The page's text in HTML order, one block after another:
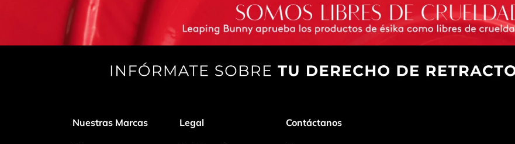
Título
Nuestras Marcas Legal Contáctanos